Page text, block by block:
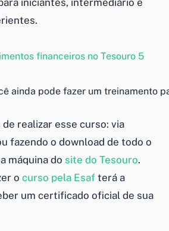
iniciantes, intermediário e
ainda pode fazer um treinamento
de realizar esse curso: via
fazendo o download de todo o
máquina do site do Tesouro.
o curso pela Esaf terá a
um certificado oficial de sua